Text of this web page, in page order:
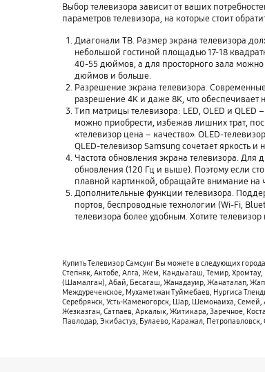
Выбор телевизора зависит от ваших
параметров телевизора, на которые стоит
Диагонали ТВ. Размер экрана телевизора
небольшой гостиной площадью 17-18
40-55 дюймов, а для просторного зала
дюймов и больше.
Разрешение экрана телевизора.
разрешение 4K и даже 8K, что
Тип матрицы телевизора: LED, OLED и QLED
можно приобрести, избежав лишних трат,
«телевизор цена – качество». OLED-
QLED-телевизор Samsung сочетает яркость и
Частота обновления экрана телевизора.
обновления (120 Гц и выше). Поэтому если
плавной картинкой, обращайте внимание на
Дополнительные функции телевизора.
портов, беспроводные технологии (Wi-Fi,
телевизора более удобным. Хотите
Купить Телевизор Самсунг Вы можете в следующих
Степняк, Актобе, Алга, Жем, Кандыагаш, Темир,
(Шамалган), Абай, Бесагаш, Жанадауир, Жанаталап,
Междуреченское, Мухаметжан Туймебаев, Нургиса
Серебрянск, Усть-Каменогорск, Шар, Шемонаиха, Семей,
Жезказган, Сатпаев, Аркалык, Житикара, Заречное,
Павлодар, Экибастуз, Булаево, Каражал,